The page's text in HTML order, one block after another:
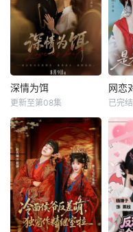
深情为饵
更新至第08集 已完结